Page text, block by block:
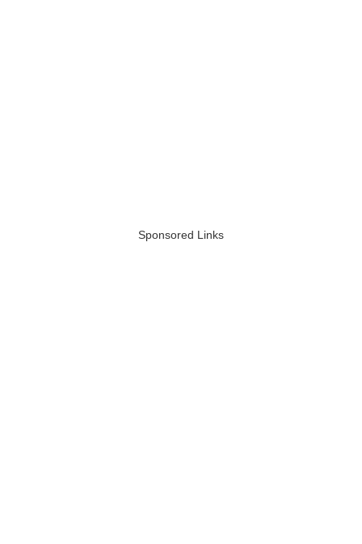
Sponsored Links